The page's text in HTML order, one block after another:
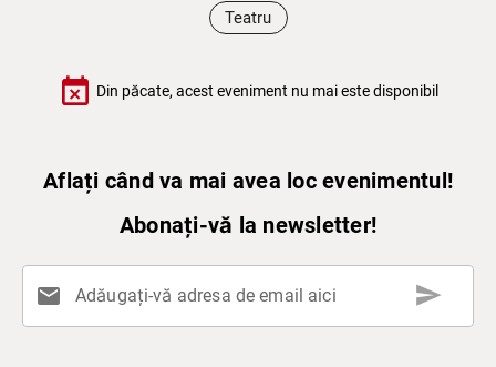
Teatru
event_busy Din păcate, acest eveniment nu mai este disponibil
Aflați când va mai avea loc evenimentul!
Abonați-vă la newsletter!
mail Adăugați-vă adresa de email aici send